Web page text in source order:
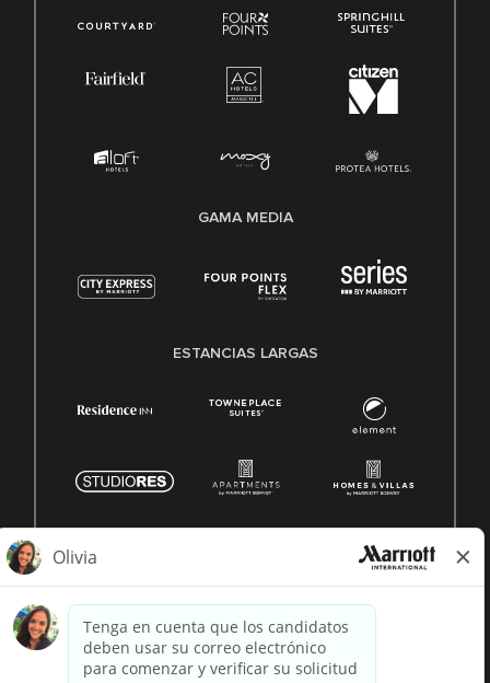
GAMA MEDIA
ESTANCIAS LARGAS